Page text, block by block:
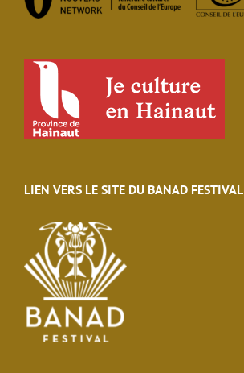
LIEN VERS LE SITE DU BANAD FESTIVAL